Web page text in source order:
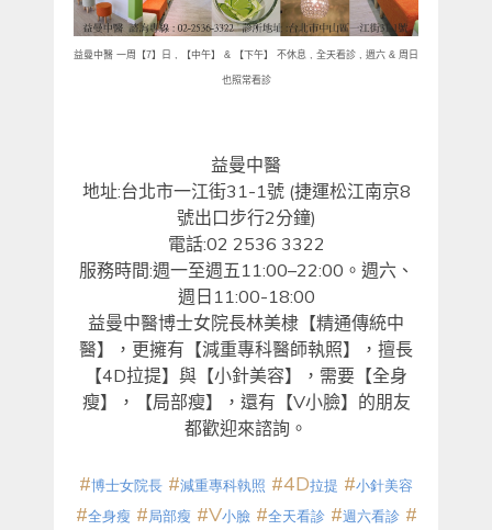
益曼中醫 一周【7】日 【中午】 & 【下午】 不休息 全天看診 週六 & 周日
也照常看診
益曼中醫
地址:台北市一江街31-1號(捷運松江南京8
號出口步行2分鐘)
電話:02 2536 3322
服務時間:週一至週五11:00–22:00 。週六、
週日 11:00-18:00
益曼中醫博士女院長林美棣【精通傳統中
醫】，更擁有【減重專科醫師執照】，擅長
【4D拉提】與【小針美容】，需要【全身
瘦】，【局部瘦】，還有【V小臉】的朋友
都歡迎來諮詢。
#博士女院長 #減重專科執照 #4D拉提 #小針美容
#全身瘦 #局部瘦 #V小臉 #全天看診 #週六看診 #